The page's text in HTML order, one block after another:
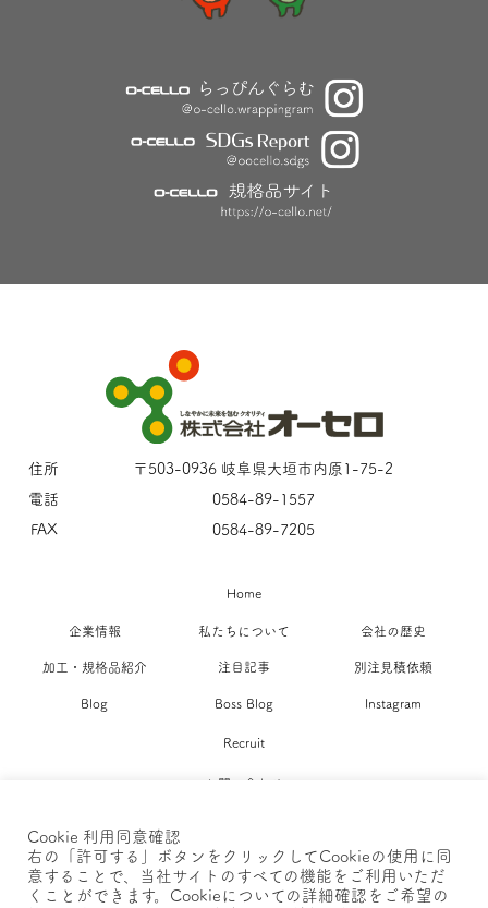
住所
〒503-0936 岐阜県大垣市内原1-75-2
電話
0584-89-1557
FAX
0584-89-7205
Home
企業情報 私たちについて 会社の歴史
加工・規格品紹介 注目記事 別注見積依頼
Blog Boss Blog Instagram
Recruit
お問い合わせ
Cookie 利用同意確認
右の「許可する」ボタンをクリックしてCookieの使用に同
意することで、当社サイトのすべての機能をご利用いただ
くことができます。Cookieについての詳細確認をご希望の